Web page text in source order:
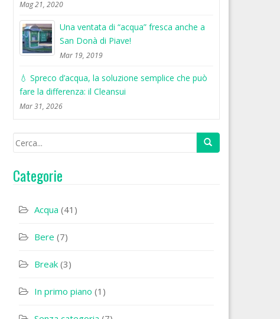
Mag 21, 2020
Una ventata di “acqua” fresca anche a
San Donà di Piave!
Mar 19, 2019
💧 Spreco d’acqua, la soluzione semplice che può
fare la differenza: il Cleansui
Mar 31, 2026
Categorie
Acqua (41)
Bere (7)
Break (3)
In primo piano (1)